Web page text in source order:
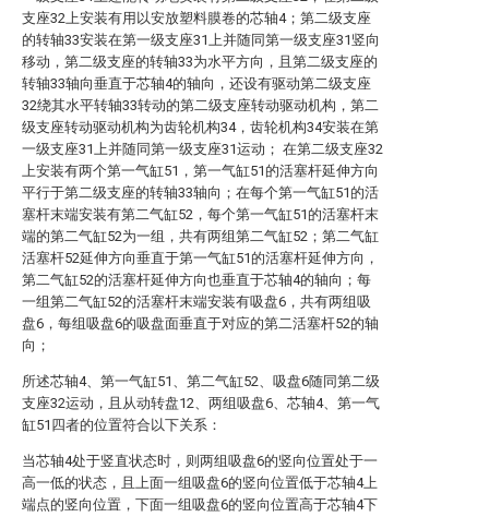
支座32上安装有用以安放塑料膜卷的芯轴4；第二级支座
的转轴33安装在第一级支座31上并随同第一级支座31竖向
移动，第二级支座的转轴33为水平方向，且第二级支座的
转轴33轴向垂直于芯轴4的轴向，还设有驱动第二级支座
32绕其水平转轴33转动的第二级支座转动驱动机构，第二
级支座转动驱动机构为齿轮机构34，齿轮机构34安装在第
一级支座31上并随同第一级支座31运动； 在第二级支座32
上安装有两个第一气缸51，第一气缸51的活塞杆延伸方向
平行于第二级支座的转轴33轴向；在每个第一气缸51的活
塞杆末端安装有第二气缸52，每个第一气缸51的活塞杆末
端的第二气缸52为一组，共有两组第二气缸52；第二气缸
活塞杆52延伸方向垂直于第一气缸51的活塞杆延伸方向，
第二气缸52的活塞杆延伸方向也垂直于芯轴4的轴向；每
一组第二气缸52的活塞杆末端安装有吸盘6，共有两组吸
盘6，每组吸盘6的吸盘面垂直于对应的第二活塞杆52的轴
向；
所述芯轴4、第一气缸51、第二气缸52、吸盘6随同第二级
支座32运动，且从动转盘12、两组吸盘6、芯轴4、第一气
缸51四者的位置符合以下关系：
当芯轴4处于竖直状态时，则两组吸盘6的竖向位置处于一
高一低的状态，且上面一组吸盘6的竖向位置低于芯轴4上
端点的竖向位置，下面一组吸盘6的竖向位置高于芯轴4下